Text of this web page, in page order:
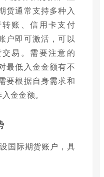
货通常支持多种入
账、信用卡支付
户即可激活，可以
易。需要注意的
最低入金金额有不
要根据自身需求和
金金额。
国际期货账户，具